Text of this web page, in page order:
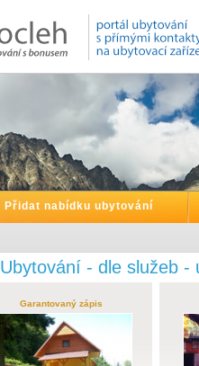
Přidat nabídku ubytování
Ubytování - dle služeb -
Garantovaný zápis